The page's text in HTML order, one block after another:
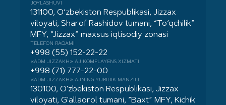
JOYLASHUVI
131100, O‘zbekiston Respublikasi, Jizzax
viloyati, Sharof Rashidov tumani, “To‘qchilik”
MFY, “Jizzax” maxsus iqtisodiy zonasi
TELEFON RAQAMI
+998 (55) 152-22-22
«ADM JIZZAKH» AJ KOMPLAYENS XIZMATI
+998 (71) 777-22-00
«ADM JIZZAKH» AJNING YURIDIK MANZILI
130100, O'zbekiston Respublikasi, Jizzax
viloyati, G'allaorol tumani, “Baxt” MFY, Kichik